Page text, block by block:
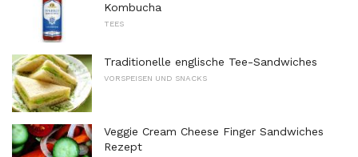
Kombucha
TEES
Traditionelle englische Tee-Sandwiches
VORSPEISEN UND SNACKS
Veggie Cream Cheese Finger Sandwiches
Rezept